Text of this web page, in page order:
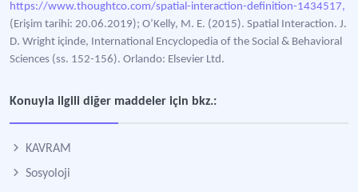
https://www.thoughtco.com/spatial-interaction-definition-1434517,
(Erişim tarihi: 20.06.2019); O’Kelly, M. E. (2015). Spatial Interaction. J.
D. Wright içinde, International Encyclopedia of the Social & Behavioral
Sciences (ss. 152-156). Orlando: Elsevier Ltd.
Konuyla ilgili diğer maddeler için bkz.:
KAVRAM
Sosyoloji